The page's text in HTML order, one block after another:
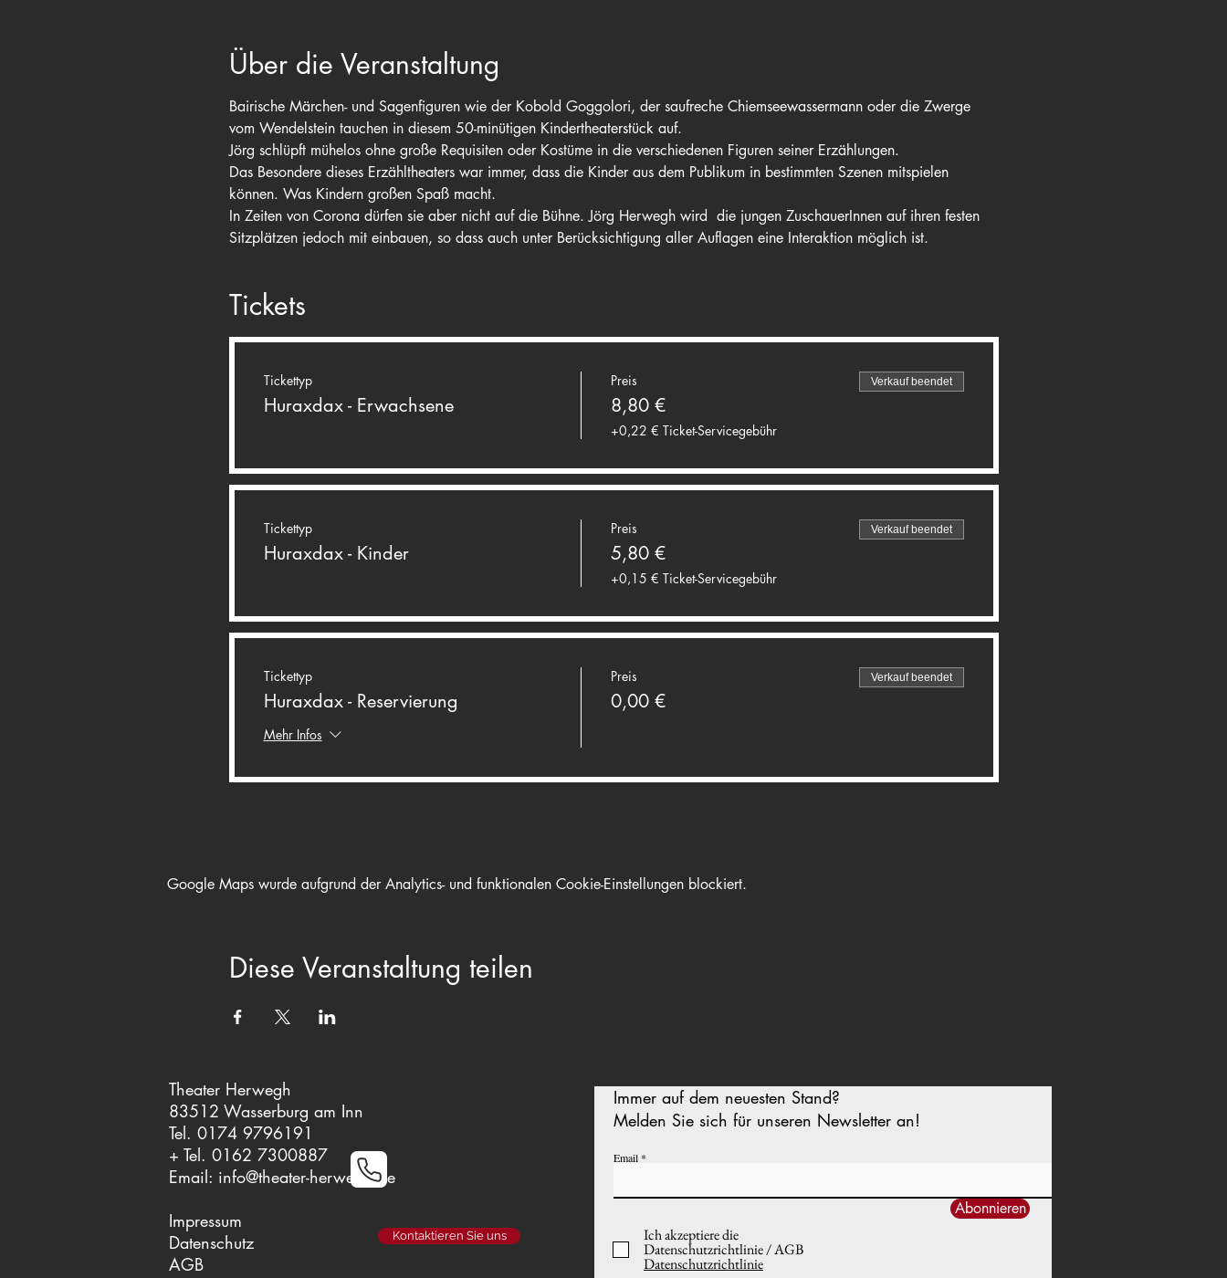
Über die Veranstaltung
Bairische Märchen- und Sagenfiguren wie der Kobold Goggolori, der saufreche Chiemseewassermann oder die Zwerge
vom Wendelstein tauchen in diesem 50-minütigen Kindertheaterstück auf.
Jörg schlüpft mühelos ohne große Requisiten oder Kostüme in die verschiedenen Figuren seiner Erzählungen.
Das Besondere dieses Erzähltheaters war immer, dass die Kinder aus dem Publikum in bestimmten Szenen mitspielen
können. Was Kindern großen Spaß macht.
In Zeiten von Corona dürfen sie aber nicht auf die Bühne. Jörg Herwegh wird  die jungen ZuschauerInnen auf ihren festen
Sitzplätzen jedoch mit einbauen, so dass auch unter Berücksichtigung aller Auflagen eine Interaktion möglich ist.
Tickets
Tickettyp
Huraxdax - Erwachsene
Preis
8,80 €
+0,22 € Ticket-Servicegebühr
Verkauf beendet
Tickettyp
Huraxdax - Kinder
Preis
5,80 €
+0,15 € Ticket-Servicegebühr
Verkauf beendet
Tickettyp
Huraxdax - Reservierung
Mehr Infos
Preis
0,00 €
Verkauf beendet
Google Maps wurde aufgrund der Analytics- und funktionalen Cookie-Einstellungen blockiert.
Diese Veranstaltung teilen
Theater Herwegh
83512 Wasserburg am Inn
Tel. 0174 9796191
+ Tel. 0162 7300887
Email: info@theater-herwegh.de
Impressum
Datenschutz
AGB
Immer auf dem neuesten Stand?
Melden Sie sich für unseren Newsletter an!
Email
Abonnieren
Ich akzeptiere die
Datenschutzrichtlinie / AGB
Datenschutzrichtlinie
Kontaktieren Sie uns